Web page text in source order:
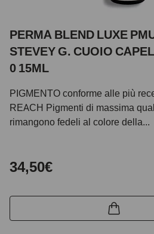
PERMA BLEND LUXE
STEVEY G. CUOIO
0 15ML
PIGMENTO conforme alle più
REACH Pigmenti di massima
rimangono fedeli al colore della...
34,50€